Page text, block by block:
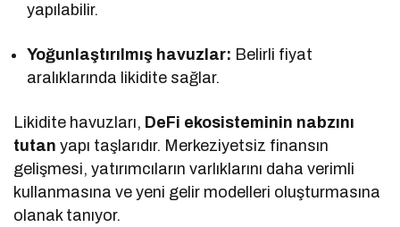
yapılabilir.
Yoğunlaştırılmış havuzlar: Belirli fiyat
aralıklarında likidite sağlar.
Likidite havuzları, DeFi ekosisteminin nabzını
tutan yapı taşlarıdır. Merkeziyetsiz finansın
gelişmesi, yatırımcıların varlıklarını daha verimli
kullanmasına ve yeni gelir modelleri oluşturmasına
olanak tanıyor.